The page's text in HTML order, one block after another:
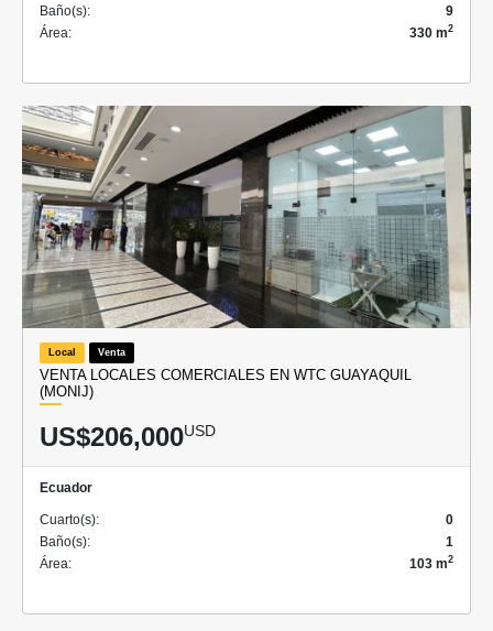
Baño(s):
9
Área:
330 m2
Local Venta
VENTA LOCALES COMERCIALES EN WTC GUAYAQUIL
(MONIJ)
US$206,000USD
Ecuador
Cuarto(s):
0
Baño(s):
1
Área:
103 m2